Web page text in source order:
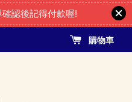
認後記得付款喔!
購物車